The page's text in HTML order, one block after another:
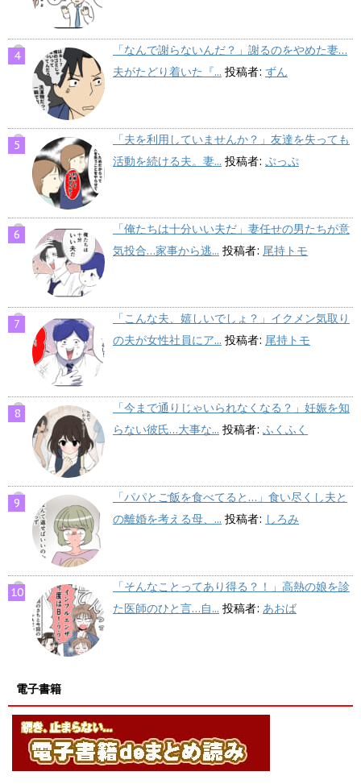
「なんで謝らないんだ？」謝るのをやめた妻…
夫がたどり着いた『... 投稿者: ずん
「夫を利用していませんか？」友達を失っても
活動を続ける夫。妻... 投稿者: ぷっぷ
「俺たちは十分いい夫だ」妻任せの男たちが意
気投合…家事から逃... 投稿者: 尾持トモ
「こんな夫、嬉しいでしょ？」イクメン気取り
の夫が女性社員にア... 投稿者: 尾持トモ
「今まで通りじゃいられなくなる？」妊娠を知
らない彼氏…大事な... 投稿者: ふくふく
「パパとご飯を食べてると…」食い尽くし夫と
の離婚を考える母、... 投稿者: しろみ
「そんなことってあり得る？！」高熱の娘を診
た医師のひと言…自... 投稿者: あおば
電子書籍